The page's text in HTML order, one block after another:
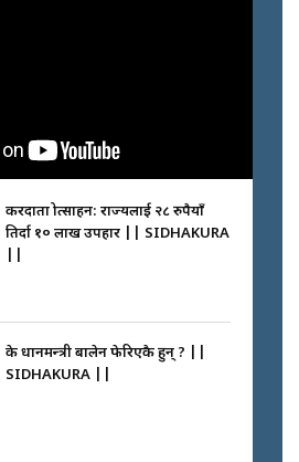
करदाता प्रोत्साहन: राज्यलाई २८ रुपैयाँ
तिर्दा १० लाख उपहार || SIDHAKURA
के प्रधानमन्त्री बालेन फेरिएकै हुन् ? ||
SIDHAKURA ||